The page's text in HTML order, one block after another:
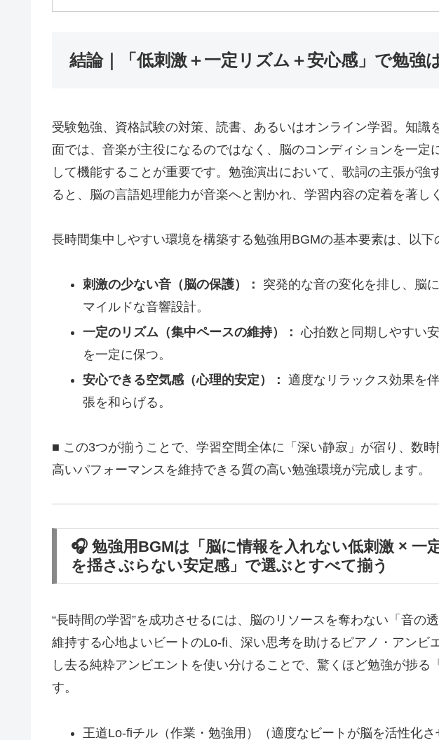
結論｜「低刺激＋一定リズム＋安心感」で勉強
受験勉強、資格試験の対策、読書、あるいはオンライン学習。知識
面では、音楽が主役になるのではなく、脳のコンディションを一定
して機能することが重要です。勉強演出において、歌詞の主張が強
ると、脳の言語処理能力が音楽へと割かれ、学習内容の定着を著し
長時間集中しやすい環境を構築する勉強用BGMの基本要素は、以下
刺激の少ない音（脳の保護）：
突発的な音の変化を排し、脳
マイルドな音響設計。
一定のリズム（集中ペースの維持）： 心拍数と同期しやすい
を一定に保つ。
安心できる空気感（心理的安定）： 適度なリラックス効果を
張を和らげる。
■ この3つが揃うことで、学習空間全体に「深い静寂」が宿り、数時
高いパフォーマンスを維持できる質の高い勉強環境が完成します。
🎧 勉強用BGMは「脳に情報を入れない低刺激 × 一
を揺さぶらない安定感」で選ぶとすべて揃う
“長時間の学習”を成功させるには、脳のリソースを奪わない「音の
維持する心地よいビートのLo-fi、深い思考を助けるピアノ・アンビ
し去る純粋アンビエントを使い分けることで、驚くほど勉強が捗る
す。
王道Lo-fiチル（作業・勉強用）（適度なビートが脳を活性化